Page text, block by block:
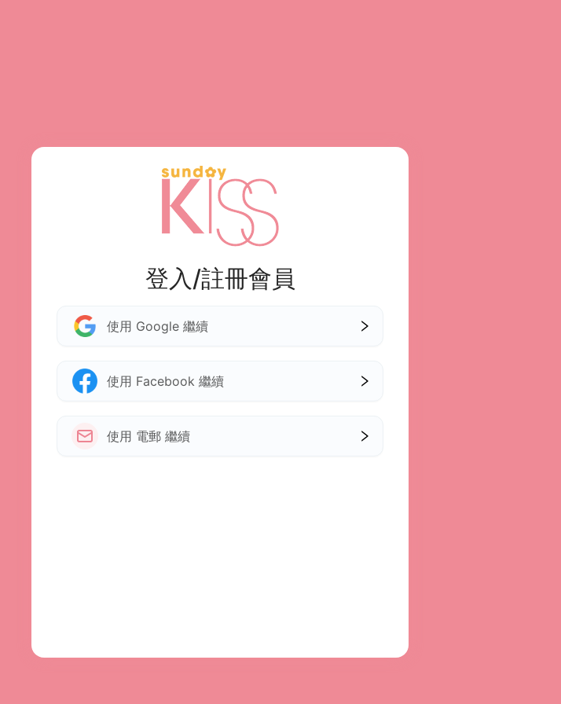
登入/註冊會員
使用 Google 繼續
使用 Facebook 繼續
使用 電郵 繼續